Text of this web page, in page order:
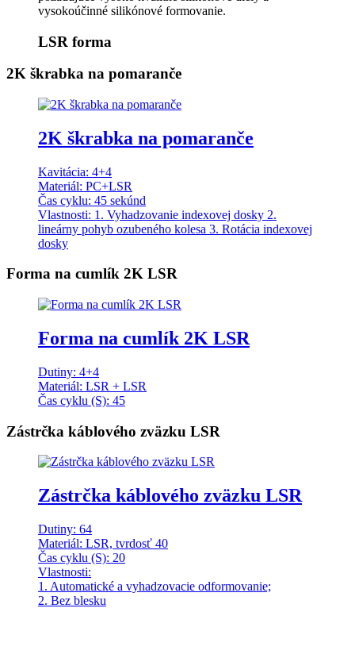
vysokoúčinné silikónové formovanie.
LSR forma
2K škrabka na pomaranče
2K škrabka na pomaranče
Kavitácia: 4+4
Materiál: PC+LSR
Čas cyklu: 45 sekúnd
Vlastnosti: 1. Vyhadzovanie indexovej dosky 2.
lineárny pohyb ozubeného kolesa 3. Rotácia indexovej
dosky
Forma na cumlík 2K LSR
Forma na cumlík 2K LSR
Dutiny: 4+4
Materiál: LSR + LSR
Čas cyklu (S): 45
Zástrčka káblového zväzku LSR
Zástrčka káblového zväzku LSR
Dutiny: 64
Materiál: LSR, tvrdosť 40
Čas cyklu (S): 20
Vlastnosti:
1. Automatické a vyhadzovacie odformovanie;
2. Bez blesku